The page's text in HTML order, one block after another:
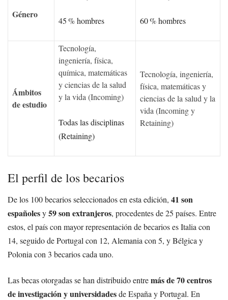
Género
45 % hombres 60 % hombres
Ámbitos
de estudio
Tecnología,
ingeniería, física,
química, matemáticas
y ciencias de la salud
y la vida (Incoming)
Todas las disciplinas
(Retaining)
Tecnología, ingeniería,
física, matemáticas y
ciencias de la salud y la
vida (Incoming y
Retaining)
El perfil de los becarios
De los 100 becarios seleccionados en esta edición, 41 son
españolesy59 son extranjeros, procedentes de 25 países. Entre
estos, el país con mayor representación de becarios es Italia con
14, seguido de Portugal con 12, Alemania con 5, y Bélgica y
Polonia con 3 becarios cada uno.
Las becas otorgadas se han distribuido entremás de 70 centros
de investigación y universidadesde España y Portugal. En